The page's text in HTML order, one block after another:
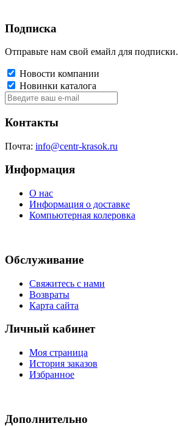
Подписка
Отправьте нам свой емайл для подписки.
Новости компании
Новинки каталога
Контакты
Почта: info@centr-krasok.ru
Информация
О нас
Информация о доставке
Компьютерная колеровка
Обслуживание
Свяжитесь с нами
Возвраты
Карта сайта
Личный кабинет
Моя страница
История заказов
Избранное
Дополнительно